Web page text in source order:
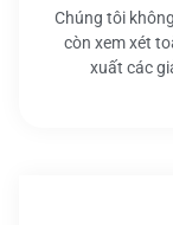
Chúng tôi
còn xem xét
xuất các